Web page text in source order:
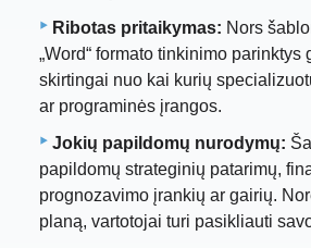
Ribotas pritaikymas: Nors
„Word“ formato tinkinimo parinktys
skirtingai nuo kai kurių
ar programinės įrangos.
Jokių papildomų nurodymų:
papildomų strateginių patarimų,
prognozavimo įrankių ar gairių.
planą, vartotojai turi pasikliauti